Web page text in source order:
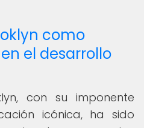
como
el desarrollo
con su imponente
icónica, ha sido